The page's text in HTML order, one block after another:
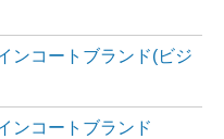
ンコートブランド(ビジ
ンコートブランド